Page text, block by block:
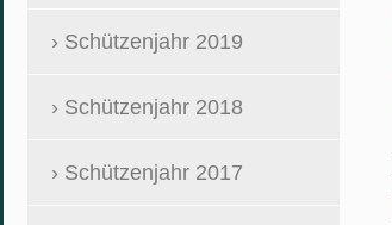
Schützenjahr 2019
Schützenjahr 2018
Schützenjahr 2017